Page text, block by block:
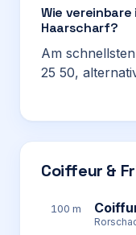
Wie
Haarscharf?
Am
25 50,
Coiffeur &
100 m